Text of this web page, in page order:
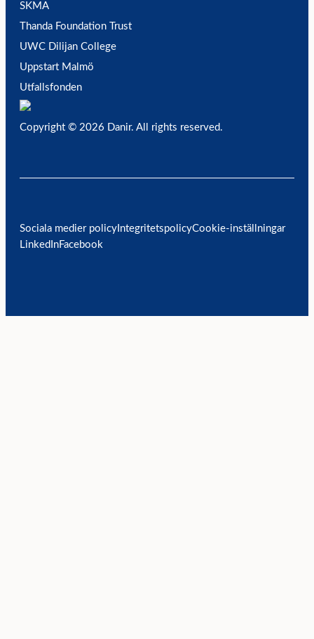
SKMA
Thanda Foundation Trust
UWC Dilijan College
Uppstart Malmö
Utfallsfonden
Copyright © 2026 Danir. All rights reserved.
Sociala medier policy IntegritetspolicyCookie-inställningar
LinkedInFacebook